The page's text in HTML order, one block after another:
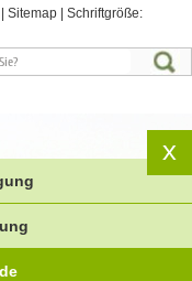
|Sitemap |Schriftgröße: